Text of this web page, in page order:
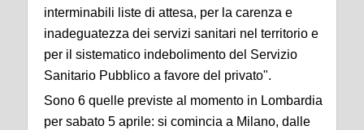
interminabili liste di attesa, per la carenza e
inadeguatezza dei servizi sanitari nel territorio e
per il sistematico indebolimento del Servizio
Sanitario Pubblico a favore del privato".
Sono 6 quelle previste al momento in Lombardia
per sabato 5 aprile: si comincia a Milano, dalle